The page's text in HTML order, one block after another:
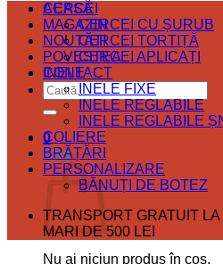
ACASĂ
MAGAZIN
NOUTĂȚI
POVESTEA
CONTACT
Caută
după:
0
Coș
Nu ai niciun produs în coș.
CERCEI
CERCEI CU ȘURUB
CERCEI TORTIȚĂ
CERCEI APLICAȚI
INELE
INELE FIXE
INELE REGLABILE
INELE REGLABILE
COLIERE
BRĂȚĂRI
PERSONALIZARE
BĂNUȚI DE BOTEZ
TRANSPORT GRATUIT LA
MARI DE 500 LEI